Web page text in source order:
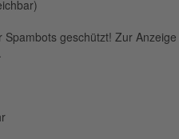
geschützt! Zur Anzeige